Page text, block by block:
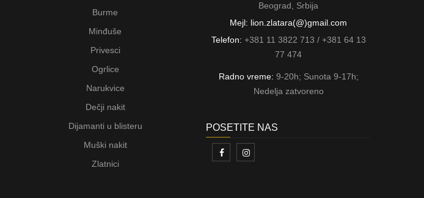
Burme
Minđuše
Privesci
Ogrlice
Narukvice
Dečji nakit
Dijamanti u blisteru
Muški nakit
Zlatnici
Beograd, Srbija
Mejl: lion.zlatara(@)gmail.com
Telefon: +381 11 3822 713 / +381 64 13
77 474
Radno vreme: 9-20h; Sunota 9-17h;
Nedelja zatvoreno
POSETITE NAS